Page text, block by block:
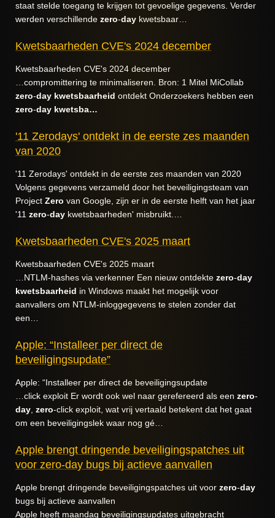
staat stelde toegang te krijgen tot gevoelige gegevens. Verder
werden verschillende zero-day kwetsbaar…
Kwetsbaarheden CVE's 2024 december
Kwetsbaarheden CVE's 2024 december
…compromittering te minimaliseren. Bron: 1 Mitel MiCollab
zero-day kwetsbaarheid ontdekt Onderzoekers hebben een
zero-day kwetsba…
'11 Zerodays' ontdekt in de eerste zes maanden
van 2020
'11 Zerodays' ontdekt in de eerste zes maanden van 2020
Volgens gegevens verzameld door het beveiligingsteam van
Project Zero van Google, zijn er in de eerste helft van het jaar
'11 zero-day kwetsbaarheden' misbruikt.…
Kwetsbaarheden CVE's 2025 maart
Kwetsbaarheden CVE's 2025 maart
…NTLM-hashes via verkenner Een nieuw ontdekte zero-day
kwetsbaarheid in Windows maakt het mogelijk voor
aanvallers om NTLM-inloggegevens te stelen zonder dat
een…
Apple: “Installeer per direct de
beveiligingsupdate”
Apple: “Installeer per direct de beveiligingsupdate
…click exploit Er wordt ook wel naar gerefereerd als een zero-
day zero-click exploit, wat vrij vertaald betekent dat het gaat
om een beveiligingslek waar nog gé…
Apple brengt dringende beveiligingspatches uit
voor zero-day bugs bij actieve aanvallen
Apple brengt dringende beveiligingspatches uit voor zero-day
bugs bij actieve aanvallen
Apple heeft maandag beveiligingsupdates uitgebracht